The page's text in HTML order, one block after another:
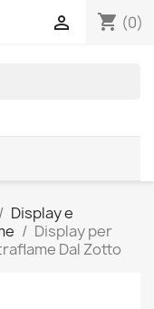
shopping_cart (0)

Display e
Display per
Dal Zotto